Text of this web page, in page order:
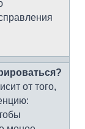
от того,